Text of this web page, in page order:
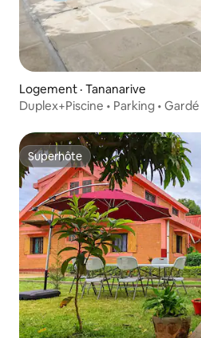
Logement · Tananarive
Duplex+Piscine • Parking •
Superhôte
Superhôte